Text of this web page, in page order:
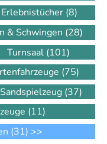
Erlebnistücher (8)
& Schwingen (28)
Turnsaal (101)
(75)
Sandspielzeug (37)
(11)
(31) >>